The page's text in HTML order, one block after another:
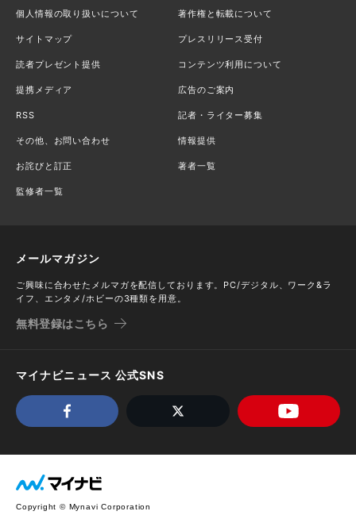
個人情報の取り扱いについて 著作権と転載について
サイトマップ プレスリリース受付
読者プレゼント提供 コンテンツ利用について
提携メディア 広告のご案内
RSS 記者・ライター募集
その他、お問い合わせ 情報提供
お詫びと訂正 著者一覧
監修者一覧
メールマガジン
ご興味に合わせたメルマガを配信しております。PC/デジタル、ワーク&ラ
イフ、エンタメ/ホビーの3種類を用意。
無料登録はこちら
マイナビニュース 公式SNS
Copyright © Mynavi Corporation